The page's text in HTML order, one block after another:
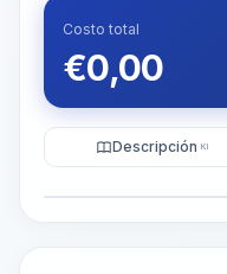
Costo total
€0,00
Descripción KI